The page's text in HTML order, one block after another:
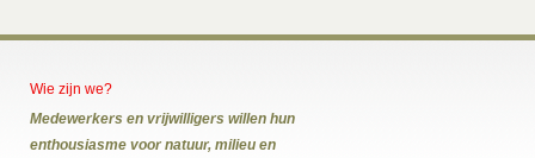
Wie zijn we?
Medewerkers en vrijwilligers willen hun
enthousiasme voor natuur, milieu en